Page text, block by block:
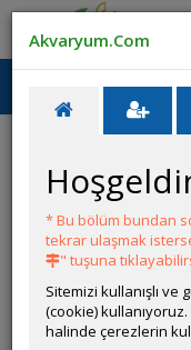
Ana Menü
Genel
Yeni Üye
Yeni üyelerin
Akvaryum ve
forum.
Akvaryum.Com
* Bu bölüm bundan
tekrar ulaşmak
" tuşuna
Sitemizi kullanışlı
(cookie)
halinde çerezlerin